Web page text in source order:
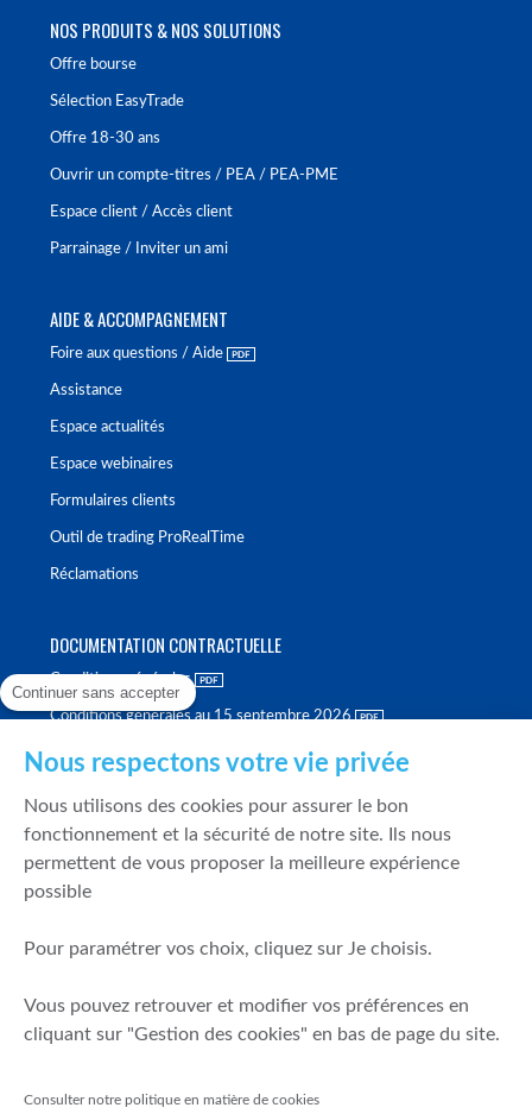
NOS PRODUITS & NOS SOLUTIONS
Offre bourse
Sélection EasyTrade
Offre 18-30 ans
Ouvrir un compte-titres / PEA / PEA-PME
Espace client / Accès client
Parrainage / Inviter un ami
AIDE & ACCOMPAGNEMENT
Foire aux questions / Aide
Assistance
Espace actualités
Espace webinaires
Formulaires clients
Outil de trading ProRealTime
Réclamations
DOCUMENTATION CONTRACTUELLE
Conditions générales
Conditions générales au 15 septembre 2026
Politique de meilleure sélection
Politique de durabilité
Fonds de garantie des dépôts et de résolution
Mentions légales
Prévention de la fraude
Continuer sans accepter
Nous respectons votre vie privée
Nous utilisons des cookies pour assurer le bon
fonctionnement et la sécurité de notre site. Ils nous
permettent de vous proposer la meilleure expérience
possible
Pour paramétrer vos choix, cliquez sur Je choisis.
Vous pouvez retrouver et modifier vos préférences en
cliquant sur "Gestion des cookies" en bas de page du site.
Consulter notre politique en matière de cookies